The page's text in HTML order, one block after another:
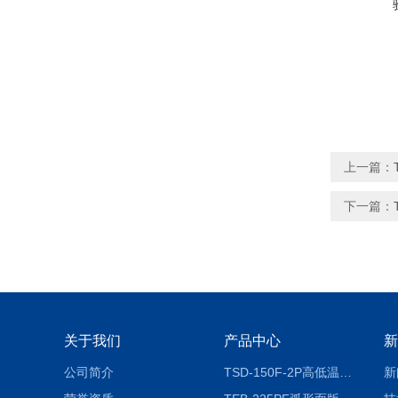
上一篇：
下一篇：
关于我们
公司简介
产品中心